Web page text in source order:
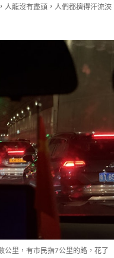
人龍沒有盡頭，人們都擠得汗流浹
公里，有市民指7公里的路，花了